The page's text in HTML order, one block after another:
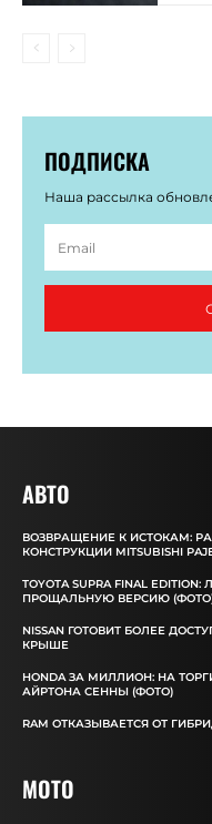
ПОДПИСКА
Наша рассылка
АВТО
ВОЗВРАЩЕНИЕ К ИСТОКАМ:
КОНСТРУКЦИИ MITSUBISHI
TOYOTA SUPRA FINAL
ПРОЩАЛЬНУЮ ВЕРСИЮ
NISSAN ГОТОВИТ БОЛЕЕ
КРЫШЕ
HONDA ЗА МИЛЛИОН: НА
АЙРТОНА СЕННЫ (ФОТО)
RAM ОТКАЗЫВАЕТСЯ ОТ
MOTO